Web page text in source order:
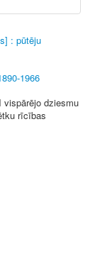
: pūtēju
1966
vispārējo dziesmu
rīcības